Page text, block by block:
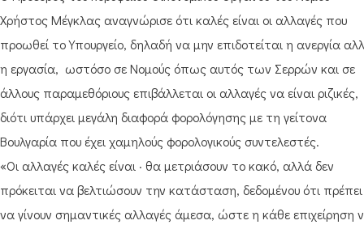
Χρήστος Μέγκλας αναγνώρισε ότι καλές είναι οι αλλαγές που
προωθεί το Υπουργείο, δηλαδή να μην επιδοτείται η ανεργία
η εργασία, ωστόσο σε Νομούς όπως αυτός των Σερρών και σε
άλλους παραμεθόριους επιβάλλεται οι αλλαγές να είναι ριζικές,
διότι υπάρχει μεγάλη διαφορά φορολόγησης με τη γείτονα
Βουλγαρία που έχει χαμηλούς φορολογικούς συντελεστές.
«Οι αλλαγές καλές είναι · θα μετριάσουν το κακό, αλλά δεν
πρόκειται να βελτιώσουν την κατάσταση, δεδομένου ότι πρέπει
να γίνουν σημαντικές αλλαγές άμεσα, ώστε η κάθε επιχείρηση